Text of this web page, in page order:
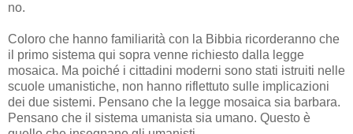
no.
Coloro che hanno familiarità con la Bibbia ricorderanno che
il primo sistema qui sopra venne richiesto dalla legge
mosaica. Ma poiché i cittadini moderni sono stati istruiti nelle
scuole umanistiche, non hanno riflettuto sulle implicazioni
dei due sistemi. Pensano che la legge mosaica sia barbara.
Pensano che il sistema umanista sia umano. Questo è